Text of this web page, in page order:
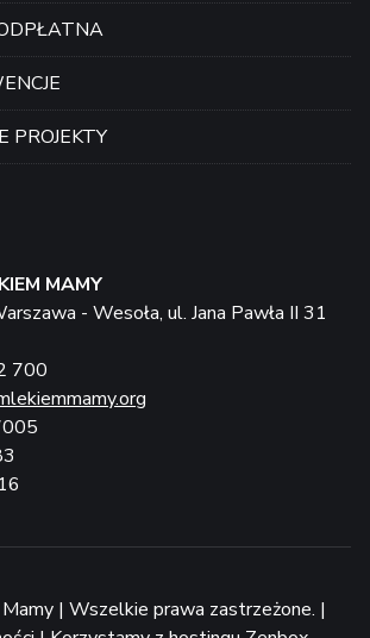
PROJEKTY
MAMY
- Wesoła, ul. Jana Pawła II 31
700
| Wszelkie prawa zastrzeżone. |